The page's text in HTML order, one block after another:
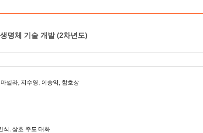
명체 기술 개발 (2차년도)
마셀라, 지수영, 이승익, 함호상
식, 상호 주도 대화